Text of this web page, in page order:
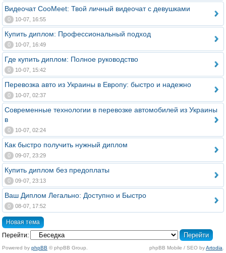
Видеочат CooMeet: Твой личный видеочат с девушками
0 10-07, 16:55
Купить диплом: Профессиональный подход
0 10-07, 16:49
Где купить диплом: Полное руководство
0 10-07, 15:42
Перевозка авто из Украины в Европу: быстро и надежно
0 10-07, 02:37
Современные технологии в перевозке автомобилей из Украины
в
0 10-07, 02:24
Как быстро получить нужный диплом
0 09-07, 23:29
Купить диплом без предоплаты
0 09-07, 23:13
Ваш Диплом Легально: Доступно и Быстро
0 08-07, 17:52
Новая тема
Перейти:
Powered by phpBB © phpBB Group. phpBB Mobile / SEO byArtodia